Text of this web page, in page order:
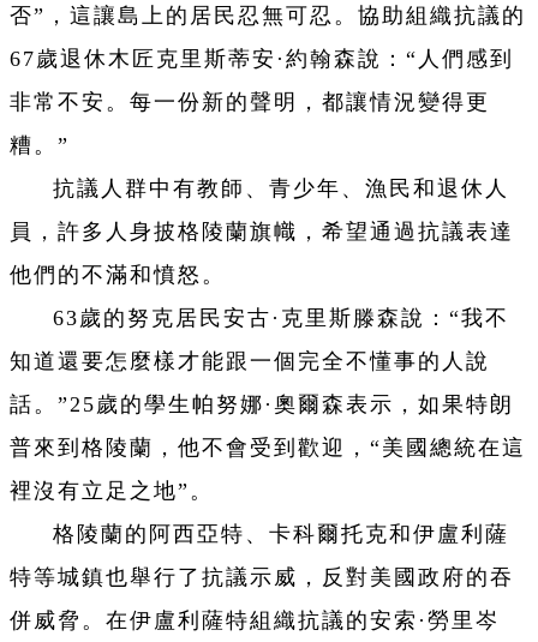
否”，這讓島上的居民忍無可忍。協助組織抗議的
67歲退休木匠克里斯蒂安·約翰森說：“人們感到
非常不安。每一份新的聲明，都讓情況變得更
糟。”
抗議人群中有教師、青少年、漁民和退休人
員，許多人身披格陵蘭旗幟，希望通過抗議表達
他們的不滿和憤怒。
63歲的努克居民安古·克里斯滕森說：“我不
知道還要怎麼樣才能跟一個完全不懂事的人說
話。”25歲的學生帕努娜·奧爾森表示，如果特朗
普來到格陵蘭，他不會受到歡迎，“美國總統在這
裡沒有立足之地”。
格陵蘭的阿西亞特、卡科爾托克和伊盧利薩
特等城鎮也舉行了抗議示威，反對美國政府的吞
併威脅。在伊盧利薩特組織抗議的安索·勞里岑